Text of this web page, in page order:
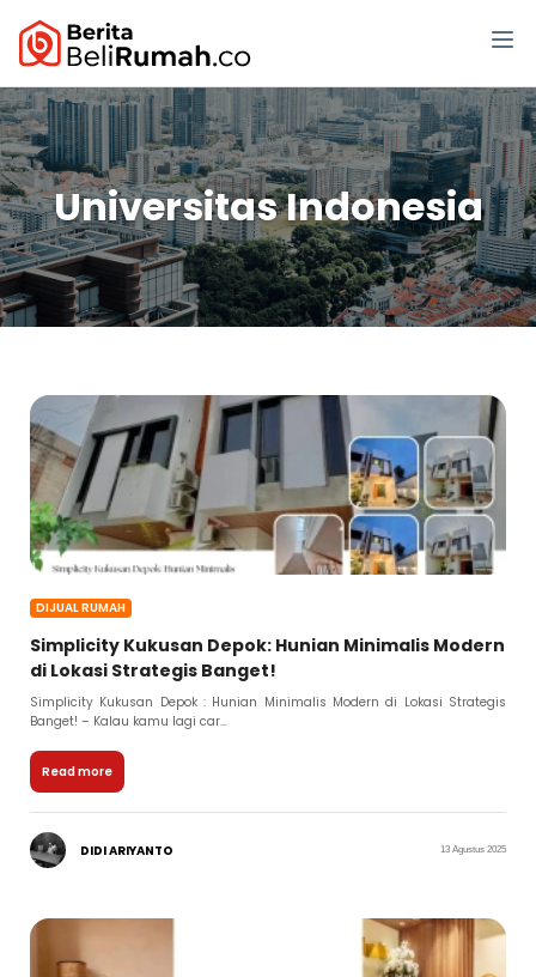
Universitas Indonesia
DIJUAL RUMAH
Simplicity Kukusan Depok: Hunian Minimalis Modern
di Lokasi Strategis Banget!
Simplicity Kukusan Depok : Hunian Minimalis Modern di Lokasi Strategis
Banget! – Kalau kamu lagi car...
Read more
DIDI ARIYANTO 13 Agustus 2025